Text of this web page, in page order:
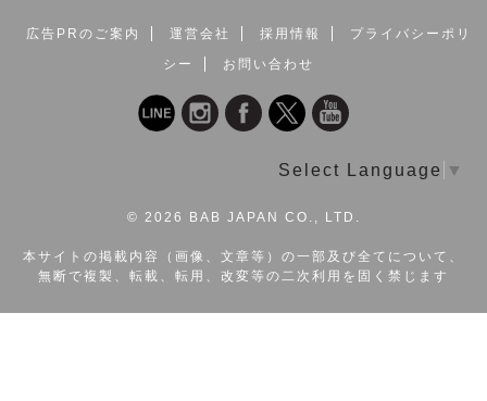
広告PRのご案内 運営会社 採用情報
プライバシーポリ
シー
お問い合わせ
Select Language ▼
© 2026 BAB JAPAN CO., LTD.
本サイトの掲載内容（画像、文章等）の一部及び全てについて、
無断で複製、転載、転用、改変等の二次利用を固く禁じます